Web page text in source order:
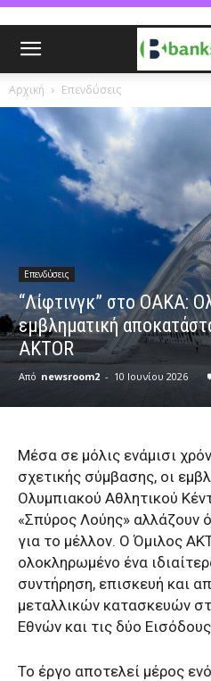
Αρχική Επενδύσεις
Επενδύσεις
“Λίφτινγκ” στο ΟΑΚΑ:
εμβληματική
AKTOR
Από newsroom2 - 10 Ιουνίου 2026
Μέσα σε μόλις ενάμισι
σχετικής σύμβασης, οι
Ολυμπιακού Αθλητικού
«Σπύρος Λούης» αλλάζουν
για το μέλλον. Ο Όμιλος
ολοκληρωμένο ένα
συντήρηση, επισκευή και
μεταλλικών κατασκευών
Εθνών και τις δύο
Το έργο αποτελεί μέρος